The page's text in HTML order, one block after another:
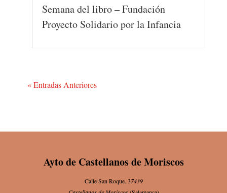
Semana del libro – Fundación
Proyecto Solidario por la Infancia
« Entradas Anteriores
Ayto de Castellanos de Moriscos
Calle San Roque. 37439